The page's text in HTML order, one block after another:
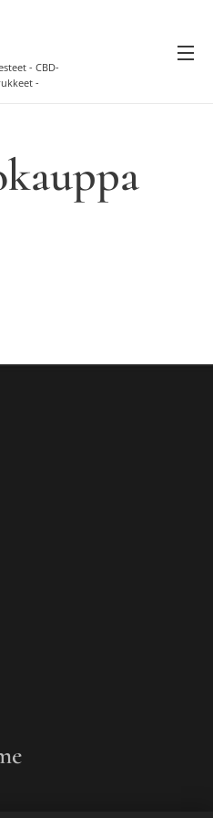
- CBD-
-